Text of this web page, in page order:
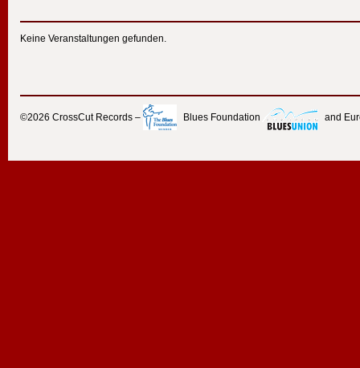
Keine Veranstaltungen gefunden.
©2026 CrossCut Records – Blues Foundation and